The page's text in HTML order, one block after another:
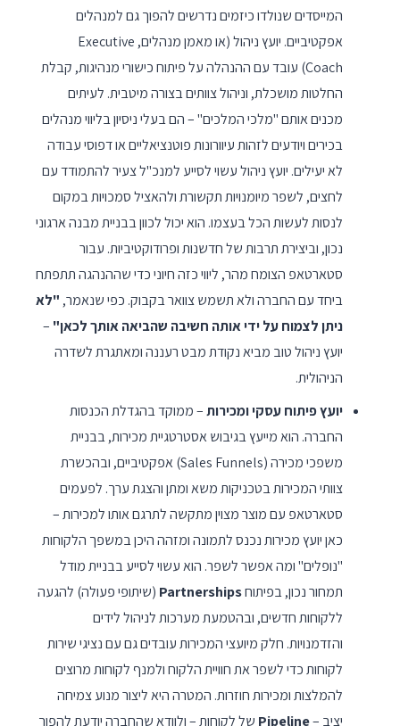
המייסדים שנולדו כיזמים נדרשים להפוך גם למנהלים
אפקטיביים. יועץ ניהול (או מאמן מנהלים, Executive
Coach) עובד עם ההנהלה על פיתוח כישורי מנהיגות, קבלת
החלטות מושכלת, וניהול צוותים בצורה מיטבית. לעיתים
מכנים אותם "מלכי המלכים" – הם בעלי ניסיון בליווי מנהלים
בכירים ויודעים לזהות עיוורונות פוטנציאליים או דפוסי עבודה
לא יעילים. יועץ ניהול עשוי לסייע למנכ"ל צעיר להתמודד עם
לחצים, לשפר מיומנויות תקשורת ולהאציל סמכויות במקום
לנסות לעשות הכל בעצמו. הוא יכול לכוון בבניית מבנה ארגוני
נכון, וביצירת תרבות של חדשנות ופרודוקטיביות. עבור
סטארטאפ הצומח מהר, ליווי כזה חיוני כדי שההנהגה תתפתח
ביחד עם החברה ולא תשמש צוואר בקבוק. כפי שנאמר, "לא
ניתן לצמוח על ידי אותה חשיבה שהביאה אותך לכאן" –
יועץ ניהול טוב מביא נקודת מבט רעננה ומאתגרת לשדרה
הניהולית.
יועץ פיתוח עסקי ומכירות– ממוקד בהגדלת הכנסות
החברה. הוא מייעץ בגיבוש אסטרטגיית מכירות, בבניית
משפכי מכירה (Sales Funnels) אפקטיביים, ובהכשרת
צוותי המכירות בטכניקות משא ומתן והצגת ערך. לפעמים
סטארטאפ עם מוצר מצוין מתקשה לתרגם אותו למכירות –
כאן יועץ מכירות נכנס לתמונה ומזהה היכן במשפך הלקוחות
"נופלים" ומה אפשר לשפר. הוא עשוי לסייע בבניית מודל
תמחור נכון, בפיתוחPartnerships (שיתופי פעולה) להגעה
ללקוחות חדשים, ובהטמעת מערכות לניהול לידים
והזדמנויות. חלק מיועצי המכירות עובדים גם עם נציגי שירות
לקוחות כדי לשפר את חוויית הלקוח ולמנף לקוחות מרוצים
להמלצות ומכירות חוזרות. המטרה היא ליצור מנוע צמיחה
יציב –Pipeline של לקוחות – ולוודא שהחברה יודעת להפוך